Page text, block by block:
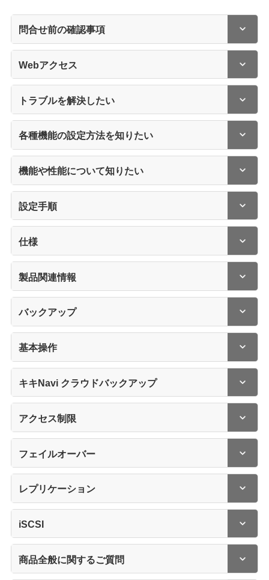
問合せ前の確認事項
Webアクセス
トラブルを解決したい
各種機能の設定方法を知りたい
機能や性能について知りたい
設定手順
仕様
製品関連情報
バックアップ
基本操作
キキNavi クラウドバックアップ
アクセス制限
フェイルオーバー
レプリケーション
iSCSI
商品全般に関するご質問